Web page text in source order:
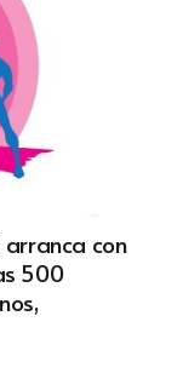
arranca con
500